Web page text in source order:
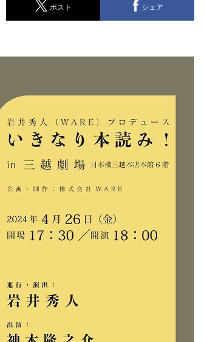
ポスト シェア